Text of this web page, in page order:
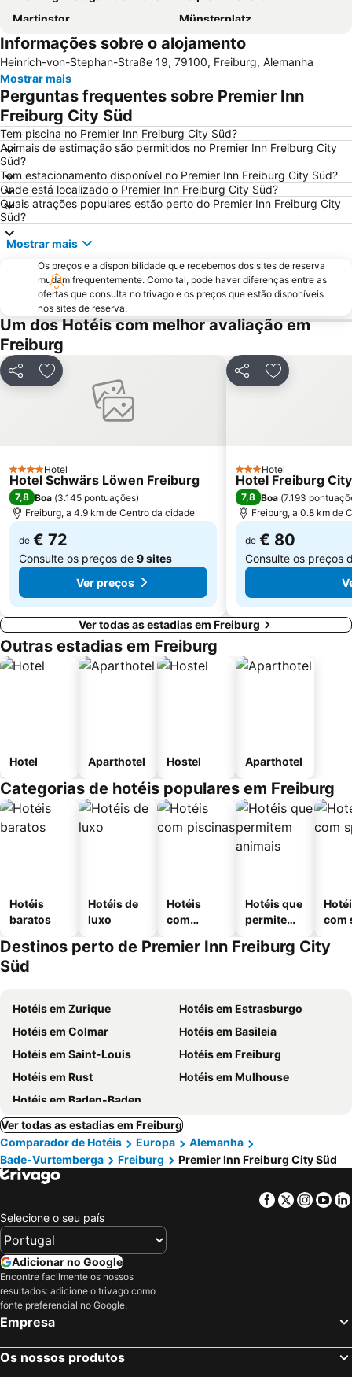
Martinstor
Münsterplatz
Centre
Grace
Freiburg Cathedral
Schwarzwald Park
Vitra Design Museum
Kleinhüningen
Poseidon
Familienpark Funny-World
Hôtel du Département
La Krutenau
La Maison des Têtes
Colmar Airport
Black Forest Airport
Informações sobre o alojamento
Heinrich-von-Stephan-Straße 19, 79100, Freiburg, Alemanha
Mostrar mais
Perguntas frequentes sobre Premier Inn
Freiburg City Süd
Tem piscina no Premier Inn Freiburg City Süd?
Animais de estimação são permitidos no Premier Inn Freiburg City
Süd?
Tem estacionamento disponível no Premier Inn Freiburg City Süd?
Onde está localizado o Premier Inn Freiburg City Süd?
Quais atrações populares estão perto do Premier Inn Freiburg City
Süd?
Mostrar mais
Os preços e a disponibilidade que recebemos dos sites de reserva
mudam frequentemente. Como tal, pode haver diferenças entre as
ofertas que consulta no trivago e os preços que estão disponíveis
nos sites de reserva.
Um dos Hotéis com melhor avaliação em
Freiburg
PartilharAdicionar aos favoritos
4 Estrelas
Hotel
Hotel Schwärs Löwen Freiburg
7,8 Boa (3.145 pontuações)
Freiburg, a 4.9 km de Centro da cidade
de € 72
Consulte os preços de 9 sites
Ver preços
PartilharAdicionar
3 Estrelas
Hotel
Hotel Freiburg
7,8 Boa (7.193
Freiburg, a 0.8 km de
de € 80
Consulte os preços
Ver todas as estadias em Freiburg
Outras estadias em Freiburg
Hotel Aparthotel Hostel Aparthotel
Categorias de hotéis populares em Freiburg
Hotéis
baratos
Hotéis de
luxo
Hotéis
com
Hotéis que
permitem
com
Destinos perto de Premier Inn Freiburg City
Süd
Hotéis em Zurique
Hotéis em Estrasburgo
Hotéis em Colmar
Hotéis em Basileia
Hotéis em Saint-Louis
Hotéis em Freiburg
Hotéis em Rust
Hotéis em Mulhouse
Hotéis em Baden-Baden
Ver todas as estadias em Freiburg
Comparador de Hotéis
Europa
Alemanha
Bade-Vurtemberga
Freiburg Premier Inn Freiburg City Süd
Facebook
Twitter
Selecione o seu país
Adicionar no Google
Encontre facilmente os nossos
resultados: adicione o trivago como
fonte preferencial no Google.
Empresa
Os nossos produtos